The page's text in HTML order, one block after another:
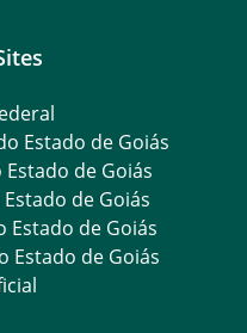
Estado de Goiás
de Goiás
de Goiás
Estado de Goiás
Estado de Goiás